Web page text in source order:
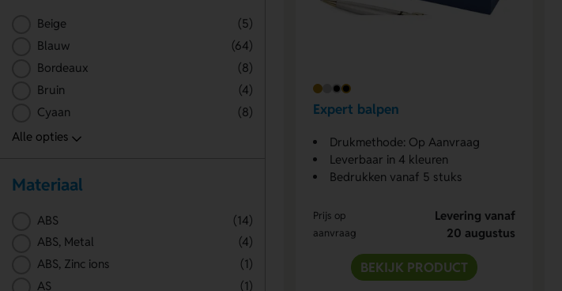
Expert balpen
Drukmethode: Op Aanvraag
Leverbaar in 4 kleuren
Bedrukken vanaf 5 stuks
Prijs op
aanvraag
Levering vanaf
20 augustus
BEKIJK PRODUCT
Beige
(5)
Blauw
(64)
Bordeaux
(8)
Bruin
(4)
Cyaan
(8)
Materiaal
ABS
(14)
ABS, Metal
(4)
ABS, Zinc ions
(1)
AS
(1)